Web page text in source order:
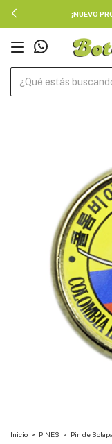
¡NUEVO
Inicio > PINES > Pin de